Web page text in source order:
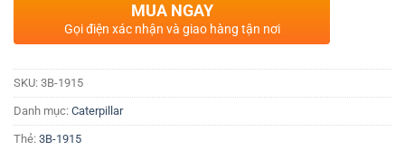
MUA NGAY
Gọi điện xác nhận và giao hàng tận nơi
SKU: 3B-1915
Danh mục: Caterpillar
Thẻ: 3B-1915